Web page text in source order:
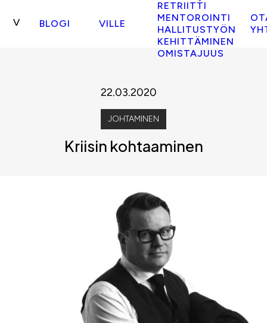
BLOGI VILLE
RETRIITTI
MENTOROINTI
HALLITUSTYÖN
KEHITTÄMINEN
OMISTAJUUS
22.03.2020
JOHTAMINEN
Kriisin kohtaaminen